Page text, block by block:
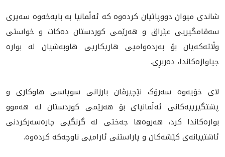
شاندی میوان دووپاتیان کردەوە کە ئەڵمانیا بە بایەخەوە سەیری
سەقامگیریی عێراق و هەرێمی کوردستان دەکات و خواستی
وڵاته‌که‌یان بۆ به‌رده‌وامیی هاریکاریی هاوبەشیان لە بوارە
جیاوازەکاندا، ده‌ربڕی.
لای خۆیەوە سەرۆک نێچیرڤان بارزانی سوپاسی هاوکاری و
پشتگیرییەکانی ئەڵمانیای بۆ هەرێمی کوردستان له‌ هه‌موو
بواره‌کاندا کرد، هەروەها جەختی لە گرنگیی چارەسەرکردنی
ئاشتییانه‌ی کێشەکان و پاراستنی ئارامیی ناوچەکە کردەوە.